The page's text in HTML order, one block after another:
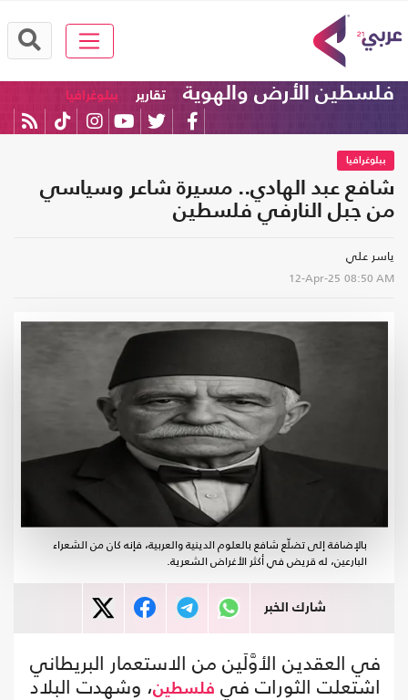
فلسطين الأرض والهوية تقارير ببلوغرافيا
ببلوغرافيا
شافع عبد الهادي.. مسيرة شاعر وسياسي
من جبل النارفي فلسطين
ياسر علي
12-Apr-25 08:50 AM
بالإضافة إلى تضلّع شافع بالعلوم الدينية والعربية، فإنه كان من الشعراء
البارعين، له قريض في أكثر الأغراض الشعرية.
شارك الخبر
في العقدين الأوَّلَين من الاستعمار البريطاني
اشتعلت الثورات في فلسطين، وشهدت البلاد